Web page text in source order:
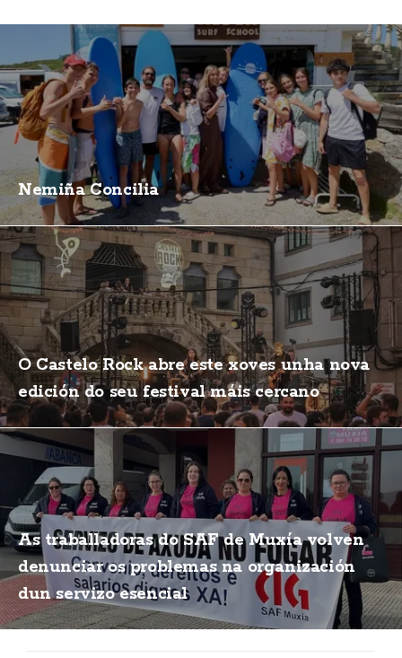
Nemiña Concilia
O Castelo Rock abre este xoves unha nova
edición do seu festival máis cercano
As traballadoras do SAF de Muxía volven
denunciar os problemas na organización
dun servizo esencial